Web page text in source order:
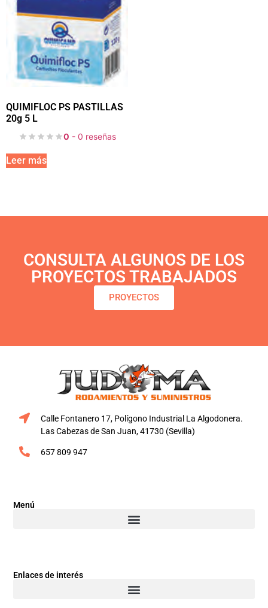
QUIMIFLOC PS PASTILLAS
20g 5 L
0 - 0 reseñas
Leer más
CONSULTA ALGUNOS DE LOS
PROYECTOS TRABAJADOS
PROYECTOS
Calle Fontanero 17, Polígono Industrial La Algodonera.
Las Cabezas de San Juan, 41730 (Sevilla)
657 809 947
Menú
Enlaces de interés